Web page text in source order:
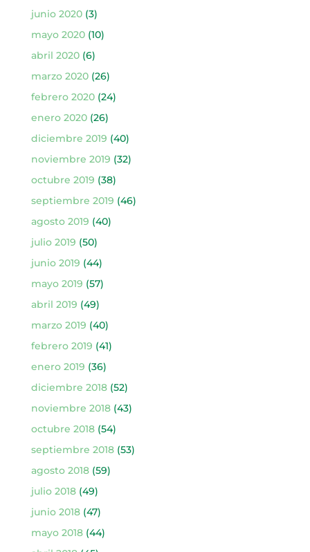
junio 2020(3)
mayo 2020(10)
abril 2020(6)
marzo 2020(26)
febrero 2020(24)
enero 2020(26)
diciembre 2019 (40)
noviembre 2019 (32)
octubre 2019 (38)
septiembre 2019 (46)
agosto 2019 (40)
julio 2019 (50)
junio 2019 (44)
mayo 2019 (57)
abril 2019 (49)
marzo 2019 (40)
febrero 2019 (41)
enero 2019 (36)
diciembre 2018(52)
noviembre 2018(43)
octubre 2018(54)
septiembre 2018(53)
agosto 2018(59)
julio 2018(49)
junio 2018(47)
mayo 2018(44)